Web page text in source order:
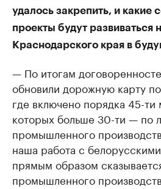
удалось закрепить, и какие
проекты будут развиваться
Краснодарского края в
— По итогам
обновили дорожную карту
где включено порядка 45-
которых больше 30-ти — по
промышленного
наша работа с
прямым образом
промышленного